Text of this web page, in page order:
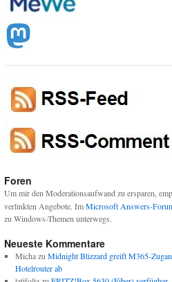
Foren
Um mir den Moderationsaufwand zu ersparen,
verlinkten Angebote. ImMicrosoft Answers-
zu Windows-Themen unterwegs.
Neueste Kommentare
Michazu Midnight Blizzard greift M365-
Hotelrouter ab